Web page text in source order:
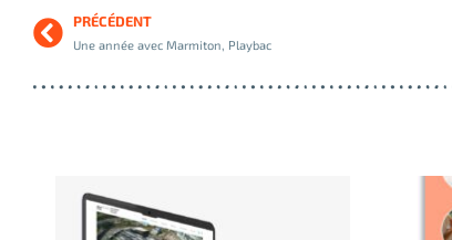
PRÉCÉDENT
Une année avec Marmiton, Playbac